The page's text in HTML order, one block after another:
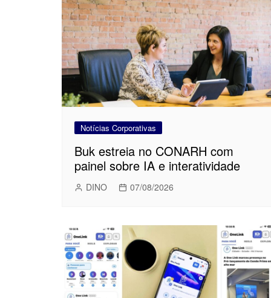
Notícias Corporativas
Buk estreia no CONARH com
painel sobre IA e interatividade
DINO 07/08/2026